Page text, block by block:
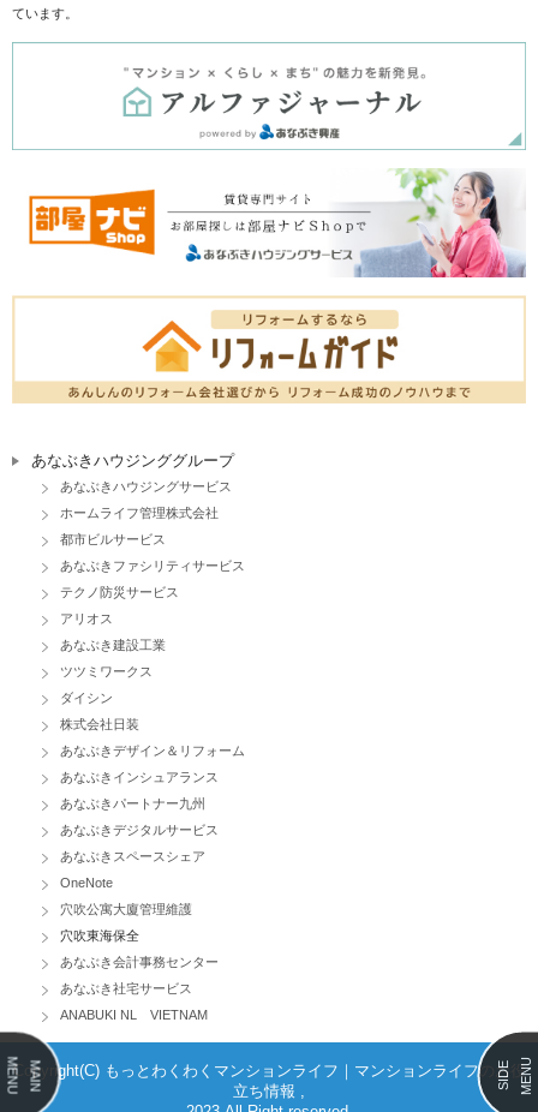
ています。
あなぶきハウジンググループ
あなぶきハウジングサービス
ホームライフ管理株式会社
都市ビルサービス
あなぶきファシリティサービス
テクノ防災サービス
アリオス
あなぶき建設工業
ツツミワークス
ダイシン
株式会社日装
あなぶきデザイン＆リフォーム
あなぶきインシュアランス
あなぶきパートナー九州
あなぶきデジタルサービス
あなぶきスペースシェア
OneNote
穴吹公寓大廈管理維護
穴吹東海保全
あなぶき会計事務センター
あなぶき社宅サービス
ANABUKI NL VIETNAM
Copyright(C) もっとわくわくマンションライフ｜マンションライフのお役
立ち情報 ,
MAIN
MENU SIDE MENU